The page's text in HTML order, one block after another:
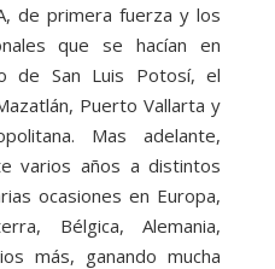
de primera fuerza y los
que se hacían en
de San Luis Potosí, el
Puerto Vallarta y
Mas adelante,
varios años a distintos
ocasiones en Europa,
Bélgica, Alemania,
más, ganando mucha